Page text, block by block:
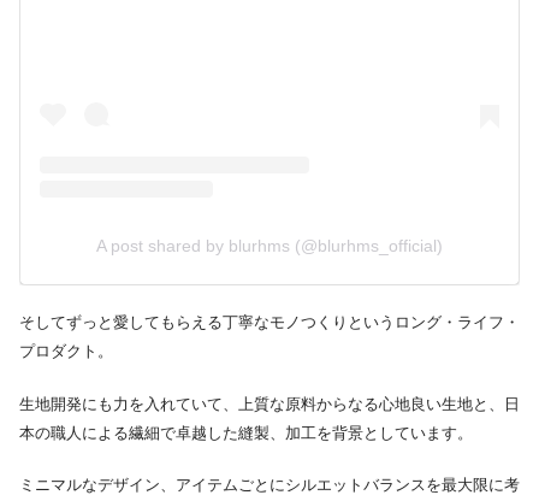
A post shared by blurhms (@blurhms_official)
そしてずっと愛してもらえる丁寧なモノつくりというロング・ライフ・
プロダクト。
生地開発にも力を入れていて、上質な原料からなる心地良い生地と、日
本の職人による繊細で卓越した縫製、加工を背景としています。
ミニマルなデザイン、アイテムごとにシルエットバランスを最大限に考